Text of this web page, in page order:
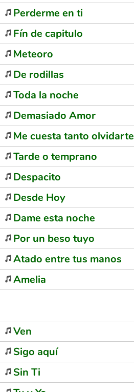
Perderme en ti
Fín de capitulo
Meteoro
De rodillas
Toda la noche
Demasiado Amor
Me cuesta tanto olvidarte
Tarde o temprano
Despacito
Desde Hoy
Dame esta noche
Por un beso tuyo
Atado entre tus manos
Amelia
Ven
Sigo aquí
Sin Ti